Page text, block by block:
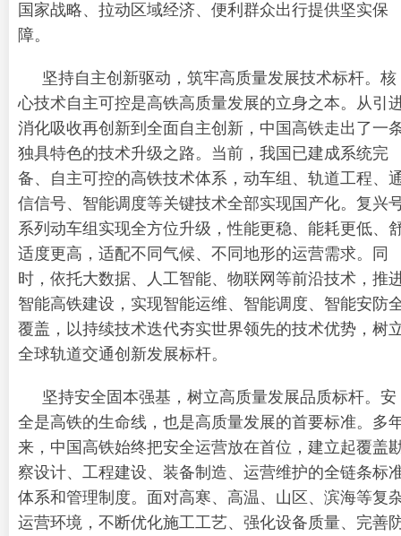
国家战略、拉动区域经济、便利群众出行提供坚实保
障。
坚持自主创新驱动，筑牢高质量发展技术标杆。核
心技术自主可控是高铁高质量发展的立身之本。从引
消化吸收再创新到全面自主创新，中国高铁走出了一
独具特色的技术升级之路。当前，我国已建成系统完
备、自主可控的高铁技术体系，动车组、轨道工程、
信信号、智能调度等关键技术全部实现国产化。复兴
系列动车组实现全方位升级，性能更稳、能耗更低、
适度更高，适配不同气候、不同地形的运营需求。同
时，依托大数据、人工智能、物联网等前沿技术，推
智能高铁建设，实现智能运维、智能调度、智能安防
覆盖，以持续技术迭代夯实世界领先的技术优势，树
全球轨道交通创新发展标杆。
坚持安全固本强基，树立高质量发展品质标杆。安
全是高铁的生命线，也是高质量发展的首要标准。多
来，中国高铁始终把安全运营放在首位，建立起覆盖
察设计、工程建设、装备制造、运营维护的全链条标
体系和管理制度。面对高寒、高温、山区、滨海等复
运营环境，不断优化施工工艺、强化设备质量、完善